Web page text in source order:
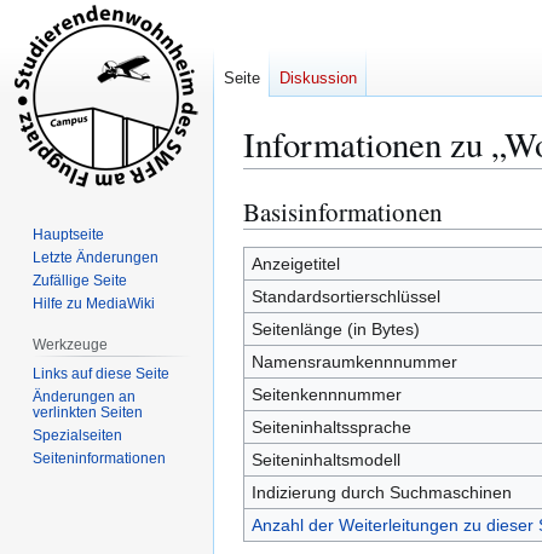
Informationen zu
Zur
Navigation
springen
Zur
Suche
springen
Basisinformationen
Anzeigetitel
Standardsortierschlüssel
Seitenlänge (in Bytes)
Namensraumkennnummer
Seitenkennnummer
Seiteninhaltssprache
Seiteninhaltsmodell
Indizierung durch Suchmaschinen
Anzahl der Weiterleitungen zu dieser
Seite Diskussion
Hauptseite
Letzte Änderungen
Zufällige Seite
Hilfe zu MediaWiki
Werkzeuge
Links auf diese Seite
Änderungen an
verlinkten Seiten
Spezialseiten
Seiten­­informationen